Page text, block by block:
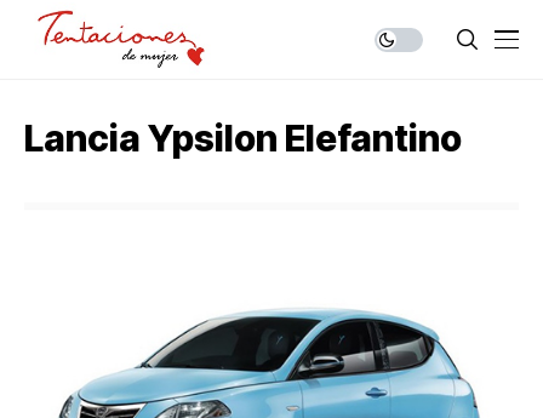
Lancia Ypsilon Elefantino